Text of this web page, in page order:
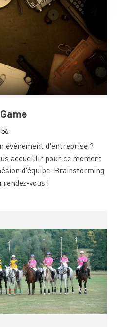
événement d'entreprise ?
accueillir pour ce moment
d'équipe. Brainstorming
vous !